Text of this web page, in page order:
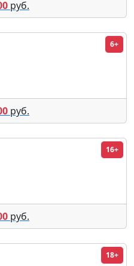
руб.
6+
руб.
16+
руб.
18+